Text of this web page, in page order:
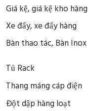
Giá kệ, giá kệ kho hàng
Xe đẩy, xe đẩy hàng
Bàn thao tác, Bàn Inox
Tủ Rack
Thang máng cáp điện
Đột dập hàng loạt